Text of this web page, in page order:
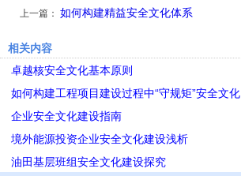
上一篇： 如何构建精益安全文化体系
相关内容
卓越核安全文化基本原则
如何构建工程项目建设过程中“守规矩”安全文化
企业安全文化建设指南
境外能源投资企业安全文化建设浅析
油田基层班组安全文化建设探究